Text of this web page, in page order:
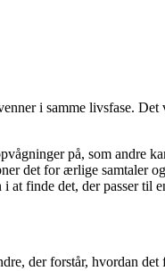
i samme livsfase.
på, som andre
det for ærlige samtaler
finde det, der passer til
der forstår, hvordan